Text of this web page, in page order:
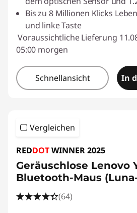
Bis zu 8 Millionen Klicks
und linke Taste
Voraussichtliche Lieferung
05:00 morgen
Schnellansicht In
Vergleichen
REDDOTWINNER 2025
Geräuschlose Lenovo
Bluetooth-Maus
(64)